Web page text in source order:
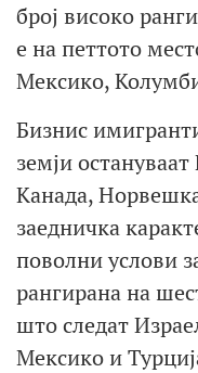
број високо
е на петтото
Мексико,
Бизнис
земји
Канада,
заедничка
поволни услови
рангирана на
што следат
Мексико и